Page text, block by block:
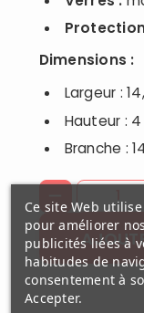
Dimensions :
Largeur :
Hauteur :
Branche :
Ce site Web
pour améliorer
publicités liées à
habitudes de
consentement à
Accepter.